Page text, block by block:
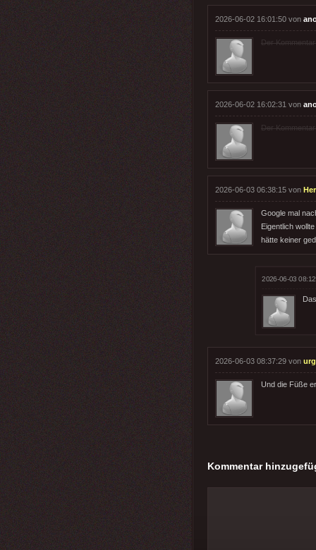
2026-06-02 16:01:50 von
Der
2026-06-02 16:02:31 von
Der
2026-06-03 06:38:15 von
Google mal
Eigentlich
hätte keiner
2026-06-03
2026-06-03 08:37:29 von
Und die Füße
Kommentar